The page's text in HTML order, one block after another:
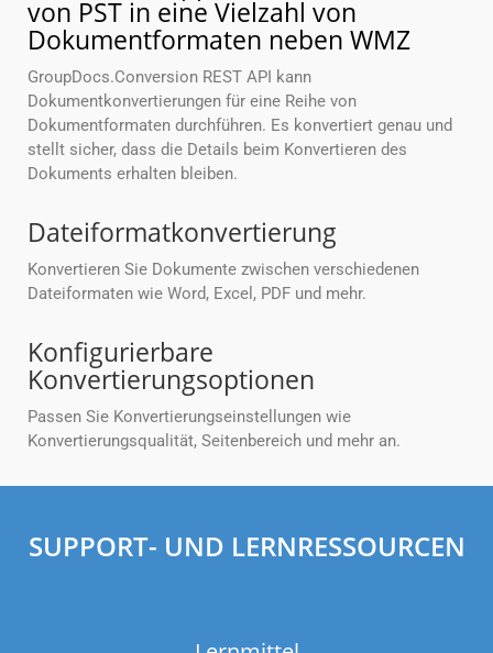
von PST in eine Vielzahl von
Dokumentformaten neben WMZ
GroupDocs.Conversion REST API kann
Dokumentkonvertierungen für eine Reihe von
Dokumentformaten durchführen. Es konvertiert genau und
stellt sicher, dass die Details beim Konvertieren des
Dokuments erhalten bleiben.
Dateiformatkonvertierung
Konvertieren Sie Dokumente zwischen verschiedenen
Dateiformaten wie Word, Excel, PDF und mehr.
Konfigurierbare
Konvertierungsoptionen
Passen Sie Konvertierungseinstellungen wie
Konvertierungsqualität, Seitenbereich und mehr an.
SUPPORT- UND LERNRESSOURCEN